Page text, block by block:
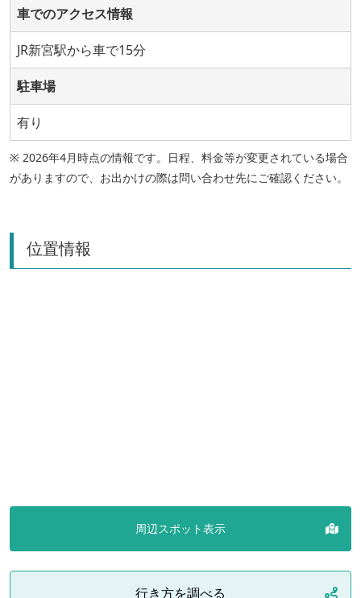
車でのアクセス情報
JR新宮駅から車で15分
駐車場
有り
※ 2026年4月時点の情報です。日程、料金等が変更されている場合
がありますので、お出かけの際は問い合わせ先にご確認ください。
位置情報
周辺スポット表示
行き方を調べる